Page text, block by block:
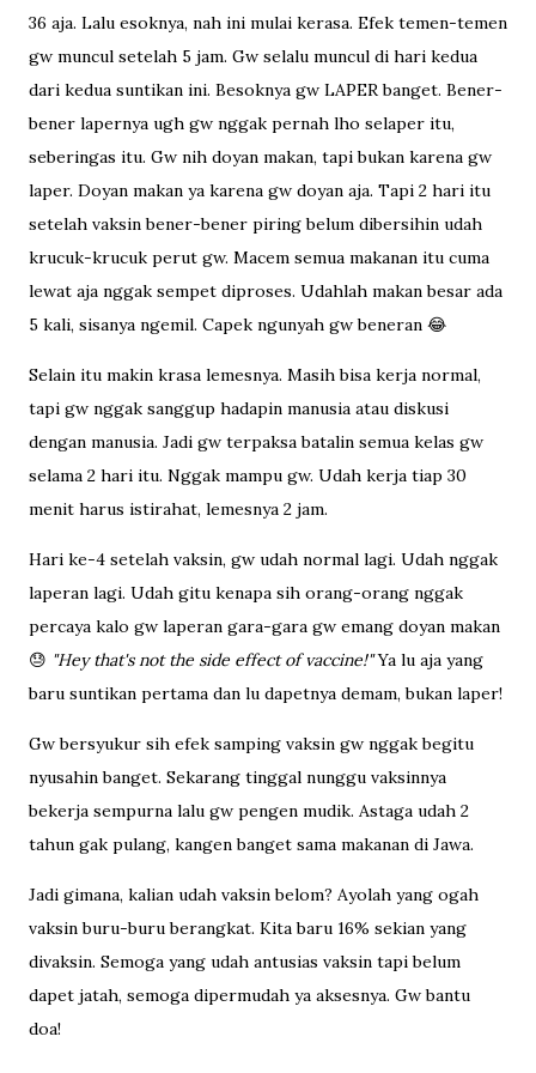
36 aja. Lalu esoknya, nah ini mulai kerasa. Efek temen-temen
gw muncul setelah 5 jam. Gw selalu muncul di hari kedua
dari kedua suntikan ini. Besoknya gw LAPER banget. Bener-
bener lapernya ugh gw nggak pernah lho selaper itu,
seberingas itu. Gw nih doyan makan, tapi bukan karena gw
laper. Doyan makan ya karena gw doyan aja. Tapi 2 hari itu
setelah vaksin bener-bener piring belum dibersihin udah
krucuk-krucuk perut gw. Macem semua makanan itu cuma
lewat aja nggak sempet diproses. Udahlah makan besar ada
5 kali, sisanya ngemil. Capek ngunyah gw beneran 😂
Selain itu makin krasa lemesnya. Masih bisa kerja normal,
tapi gw nggak sanggup hadapin manusia atau diskusi
dengan manusia. Jadi gw terpaksa batalin semua kelas gw
selama 2 hari itu. Nggak mampu gw. Udah kerja tiap 30
menit harus istirahat, lemesnya 2 jam.
Hari ke-4 setelah vaksin, gw udah normal lagi. Udah nggak
laperan lagi. Udah gitu kenapa sih orang-orang nggak
percaya kalo gw laperan gara-gara gw emang doyan makan
😓 "Hey that's not the side effect of vaccine!"Ya lu aja yang
baru suntikan pertama dan lu dapetnya demam, bukan laper!
Gw bersyukur sih efek samping vaksin gw nggak begitu
nyusahin banget. Sekarang tinggal nunggu vaksinnya
bekerja sempurna lalu gw pengen mudik. Astaga udah 2
tahun gak pulang, kangen banget sama makanan di Jawa.
Jadi gimana, kalian udah vaksin belom? Ayolah yang ogah
vaksin buru-buru berangkat. Kita baru 16% sekian yang
divaksin. Semoga yang udah antusias vaksin tapi belum
dapet jatah, semoga dipermudah ya aksesnya. Gw bantu
doa!